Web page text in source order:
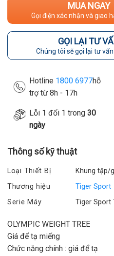
MUA NGAY
Gọi điện xác nhận và giao
GỌI LẠI TƯ
Chúng tôi sẽ gọi lại tư vấn
Hotline 1800 6977hỗ
trợ từ 8h - 17h
Lỗi 1 đổi 1 trong 30
ngày
Thông số kỹ thuật
Loại Thiết Bị
Khung tập/
Thương hiệu
Tiger Sport
Serie Máy
Tiger Sport
OLYMPIC WEIGHT TREE
Giá để tạ miếng
Chức năng chính : giá để tạ